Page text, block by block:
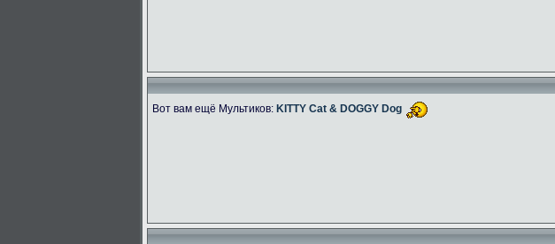
Вот вам ещё Мультиков: KITTY Cat & DOGGY Dog